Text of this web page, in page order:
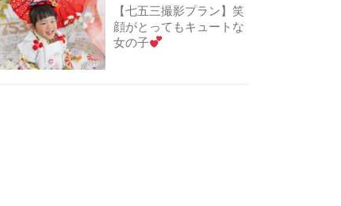
【七五三撮影プラン】笑
顔がとってもキュートな
女の子